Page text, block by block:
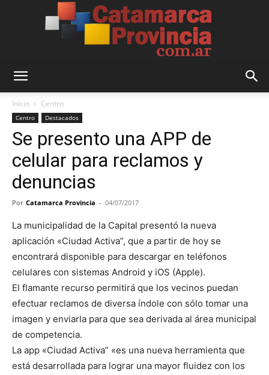
Provincia
Inicio Centro
Centro Destacados
Se presento una APP de
celular para reclamos y
denuncias
Por Catamarca Provincia - 04/07/2017
La municipalidad de la Capital presentó la nueva
aplicación «Ciudad Activa”, que a partir de hoy se
encontrará disponible para descargar en teléfonos
celulares con sistemas Android y iOS (Apple).
El flamante recurso permitirá que los vecinos puedan
efectuar reclamos de diversa índole con sólo tomar una
imagen y enviarla para que sea derivada al área municipal
de competencia.
La app «Ciudad Activa” «es una nueva herramienta que
está desarrollada para lograr una mayor fluidez con los